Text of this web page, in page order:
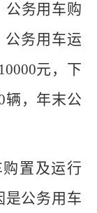
公务用车购
公务用车运
10000元， 下
辆，年末公
置及运行
是公务用车